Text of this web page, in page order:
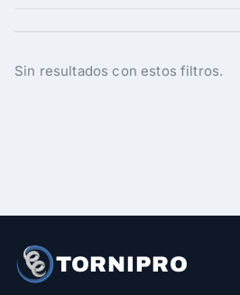
Sin resultados con estos filtros.
TORNIPRO